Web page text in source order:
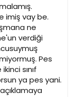
imiş vay be.
ne
verdiği
Pes
sınıf
ya pes yani.